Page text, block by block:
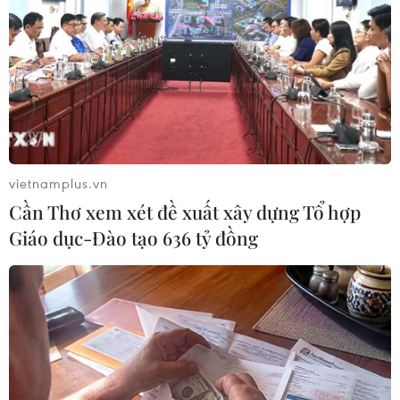
một số mặt hàng triển vọng của Việt Nam có thể
đáp ứng được yêu cầu của thị trường tỉnh và
Nam Phi (càphê, hạt tiêu, trái cây sấy khô, bánh
tráng, bánh phở khô, mỳ ăn liền...).
Đại diện ban lãnh đạo SPAR cho biết sẵn sàng
làm việc trực tiếp với doanh nghiệp sản xuất,
hàng triển vọng của Việt Nam tới người tiêu
dùng.
thương hiệu Superspar, Spar, Kwikspar, Spar
Express, Pharmacy at Spar, Tops at Spar và
Savemor ở khắp Nam Phi, tập đoàn Spar Nam
Phi cung cấp các sản phẩm từ thực phẩm, hàng
tiêu dùng, đồ uống, dược phẩm… với chất lượng
vietnamplus.vn
Cần Thơ xem xét đề xuất xây dựng Tổ hợp
Giáo dục-Đào tạo 636 tỷ đồng